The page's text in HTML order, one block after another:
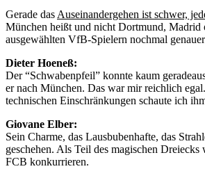
Gerade das Auseinandergehen ist schwer,
München heißt und nicht Dortmund, Madrid
ausgewählten VfB-Spielern nochmal
Dieter Hoeneß:
Der “Schwabenpfeil” konnte kaum
er nach München. Das war mir reichlich
technischen Einschränkungen schaute ich
Giovane Elber:
Sein Charme, das Lausbubenhafte, das
geschehen. Als Teil des magischen
FCB konkurrieren.